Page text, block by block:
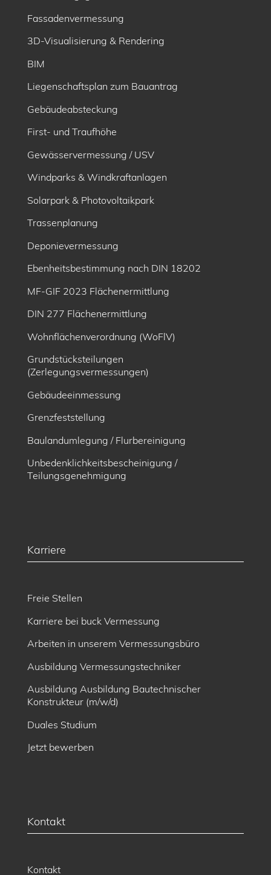
Fassadenvermessung
3D-Visualisierung & Rendering
BIM
Liegenschaftsplan zum Bauantrag
Gebäudeabsteckung
First- und Traufhöhe
Gewässervermessung / USV
Windparks & Windkraftanlagen
Solarpark & Photovoltaikpark
Trassenplanung
Deponievermessung
Ebenheitsbe­stimmung nach DIN 18202
MF-GIF 2023 Flächenermittlung
DIN 277 Flächenermittlung
Wohnflächenverordnung (WoFlV)
Grundstücksteilungen
(Zerlegungsvermessungen)
Gebäudeeinmessung
Grenzfeststellung
Baulandumlegung / Flurbereinigung
Unbedenklichkeitsbescheinigung /
Teilungsgenehmigung
Karriere
Freie Stellen
Karriere bei buck Vermessung
Arbeiten in unserem Vermessungsbüro
Ausbildung Vermessungstechniker
Ausbildung Ausbildung Bautechnischer
Konstrukteur (m/w/d)
Duales Studium
Jetzt bewerben
Kontakt
Kontakt